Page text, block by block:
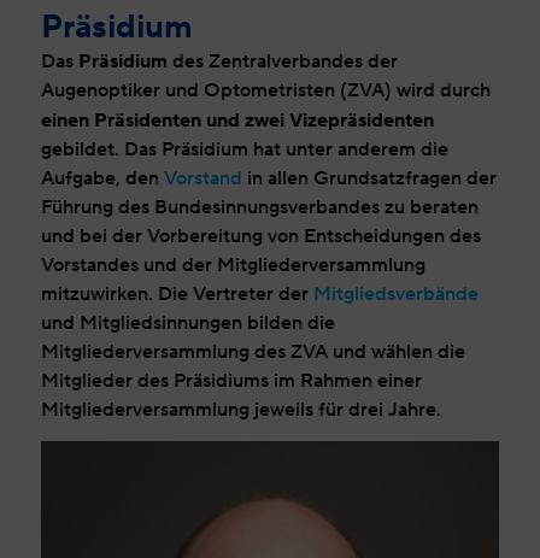
Präsidium
Das Präsidium des Zentralverbandes der
Augenoptiker und Optometristen (ZVA) wird durch
einen Präsidenten und zwei Vizepräsidenten
gebildet. Das Präsidium hat unter anderem die
Aufgabe, den Vorstand in allen Grundsatzfragen der
Führung des Bundesinnungsverbandes zu beraten
und bei der Vorbereitung von Entscheidungen des
Vorstandes und der Mitgliederversammlung
mitzuwirken. Die Vertreter der Mitgliedsverbände
und Mitgliedsinnungen bilden die
Mitgliederversammlung des ZVA und wählen die
Mitglieder des Präsidiums im Rahmen einer
Mitgliederversammlung jeweils für drei Jahre.